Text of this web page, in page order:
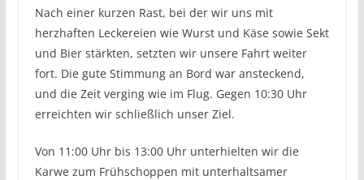
Nach einer kurzen Rast, bei der wir uns mit
herzhaften Leckereien wie Wurst und Käse sowie Sekt
und Bier stärkten, setzten wir unsere Fahrt weiter
fort. Die gute Stimmung an Bord war ansteckend,
und die Zeit verging wie im Flug. Gegen 10:30 Uhr
erreichten wir schließlich unser Ziel.
Von 11:00 Uhr bis 13:00 Uhr unterhielten wir die
Karwe zum Frühschoppen mit unterhaltsamer